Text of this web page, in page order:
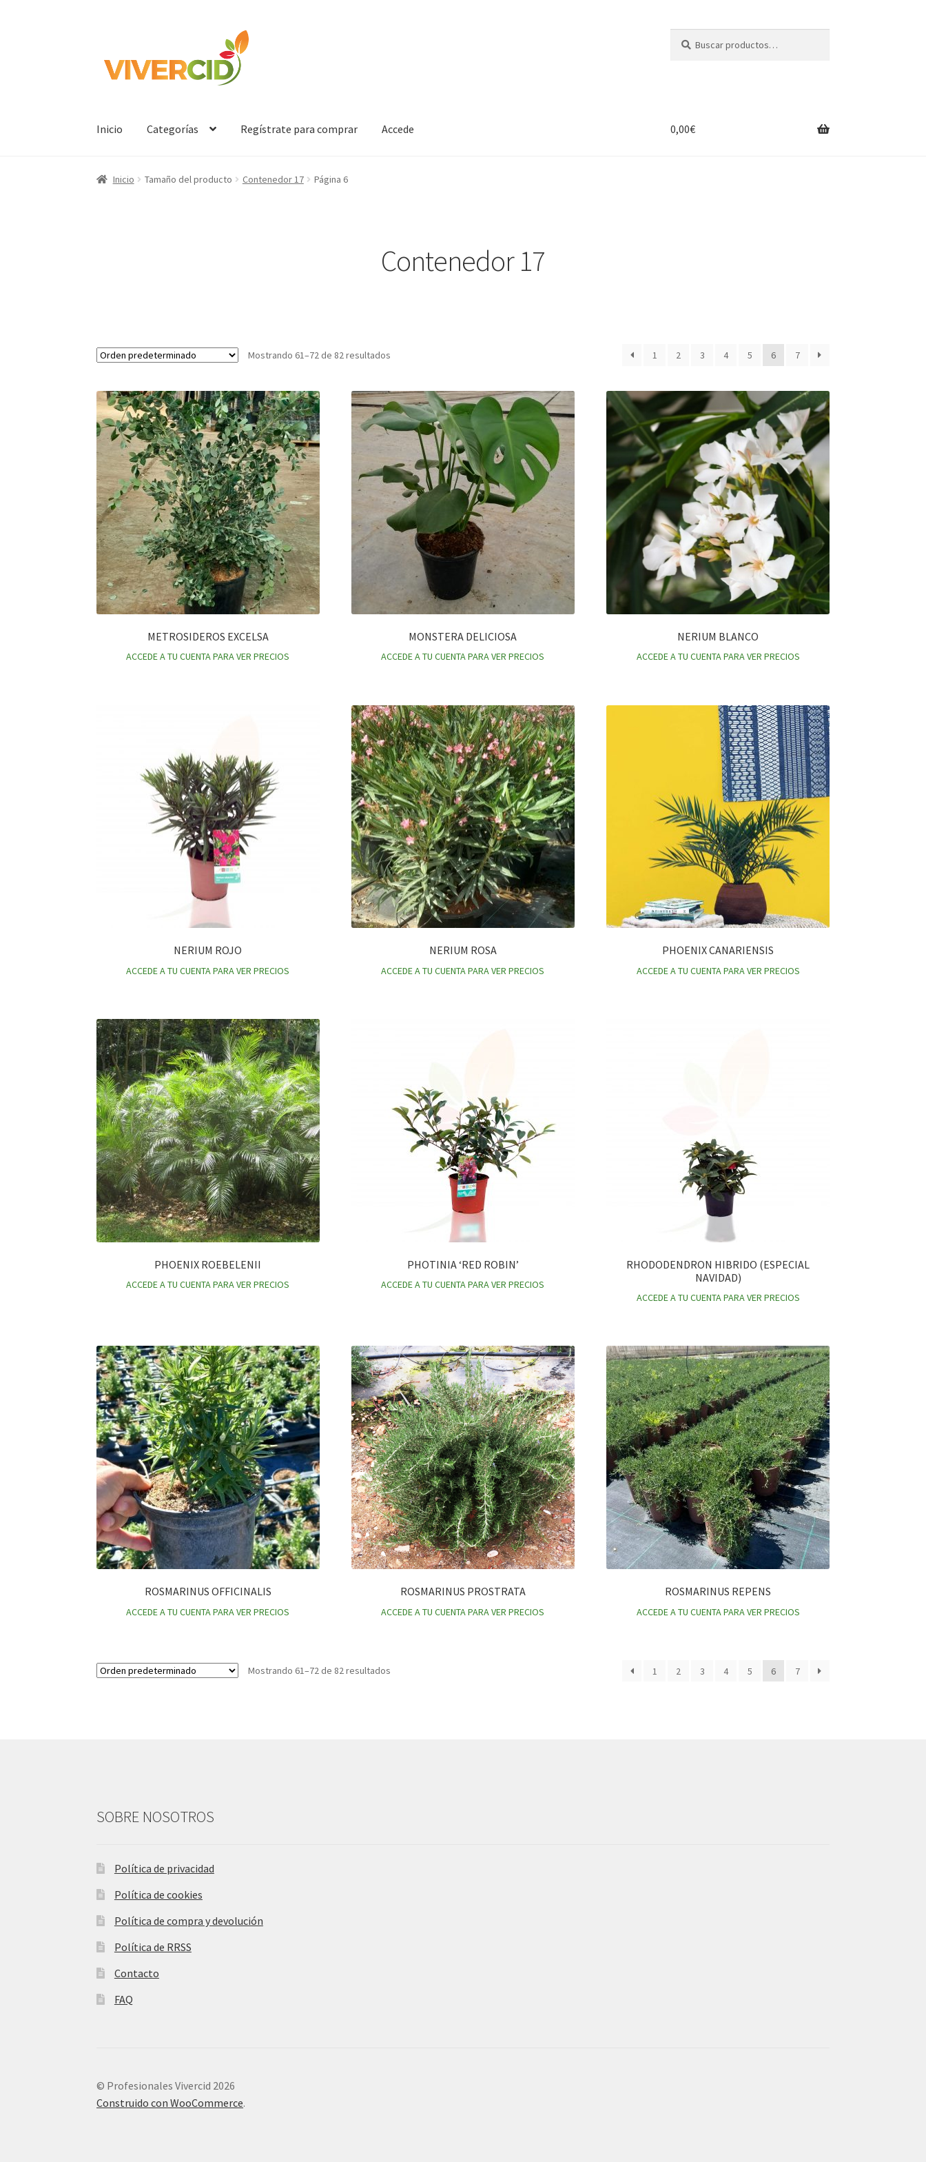
contenido
por:
Inicio Categorías Regístrate para comprar Accede 0,00€
Inicio Tamaño del producto Contenedor 17 Página 6
Contenedor 17
Mostrando 61–72 de 82 resultados 1 2 3 4 5 6 7
METROSIDEROS EXCELSA
ACCEDE A TU CUENTA PARA VER PRECIOS
MONSTERA DELICIOSA
ACCEDE A TU CUENTA PARA VER PRECIOS
NERIUM BLANCO
ACCEDE A TU CUENTA PARA VER PRECIOS
NERIUM ROJO
ACCEDE A TU CUENTA PARA VER PRECIOS
NERIUM ROSA
ACCEDE A TU CUENTA PARA VER PRECIOS
PHOENIX CANARIENSIS
ACCEDE A TU CUENTA PARA VER PRECIOS
PHOENIX ROEBELENII
ACCEDE A TU CUENTA PARA VER PRECIOS
PHOTINIA ‘RED ROBIN’
ACCEDE A TU CUENTA PARA VER PRECIOS
RHODODENDRON HIBRIDO (ESPECIAL
NAVIDAD)
ACCEDE A TU CUENTA PARA VER PRECIOS
ROSMARINUS OFFICINALIS
ACCEDE A TU CUENTA PARA VER PRECIOS
ROSMARINUS PROSTRATA
ACCEDE A TU CUENTA PARA VER PRECIOS
ROSMARINUS REPENS
ACCEDE A TU CUENTA PARA VER PRECIOS
Mostrando 61–72 de 82 resultados 1 2 3 4 5 6 7
SOBRE NOSOTROS
Política de privacidad
Política de cookies
Política de compra y devolución
Política de RRSS
Contacto
FAQ
© Profesionales Vivercid 2026
Construido con WooCommerce.